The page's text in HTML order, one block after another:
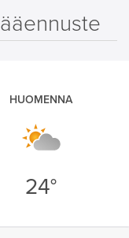
HUOMENNA
24°